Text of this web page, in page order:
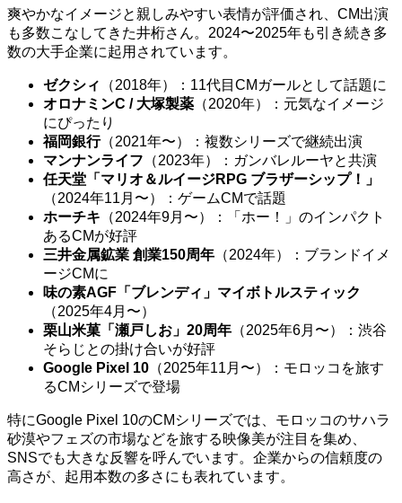
爽やかなイメージと親しみやすい表情が評価され、CM出演
も多数こなしてきた井桁さん。2024〜2025年も引き続き多
数の大手企業に起用されています。
ゼクシィ
（2018年）：11代目CMガールとして話題に
オロナミンC / 大塚製薬 （2020年）：元気なイメージ
にぴったり
福岡銀行（2021年〜）：複数シリーズで継続出演
マンナンライフ （2023年）：ガンバレルーヤと共演
任天堂「マリオ＆ルイージRPG ブラザーシップ！」
（2024年11月〜）：ゲームCMで話題
ホーチキ （2024年9月〜）：「ホー！」のインパクト
あるCMが好評
三井金属鉱業 創業150周年 （2024年）：ブランドイメ
ージCMに
味の素AGF「ブレンディ」マイボトルスティック
（2025年4月〜）
栗山米菓「瀬戸しお」20周年 （2025年6月〜）：渋谷
そらじとの掛け合いが好評
Google Pixel 10 （2025年11月〜）：モロッコを旅す
るCMシリーズで登場
特にGoogle Pixel 10のCMシリーズでは、モロッコのサハラ
砂漠やフェズの市場などを旅する映像美が注目を集め、
SNSでも大きな反響を呼んでいます。企業からの信頼度の
高さが、起用本数の多さにも表れています。